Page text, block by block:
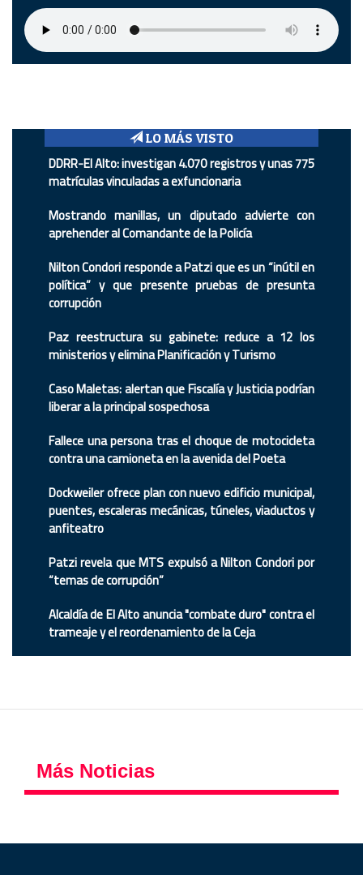
LO MÁS VISTO
DDRR-El Alto: investigan 4.070 registros y unas 775
matrículas vinculadas a exfuncionaria
Mostrando manillas, un diputado advierte con
aprehender al Comandante de la Policía
Nilton Condori responde a Patzi que es un “inútil en
política” y que presente pruebas de presunta
corrupción
Paz reestructura su gabinete: reduce a 12 los
ministerios y elimina Planificación y Turismo
Caso Maletas: alertan que Fiscalía y Justicia podrían
liberar a la principal sospechosa
Fallece una persona tras el choque de motocicleta
contra una camioneta en la avenida del Poeta
Dockweiler ofrece plan con nuevo edificio municipal,
puentes, escaleras mecánicas, túneles, viaductos y
anfiteatro
Patzi revela que MTS expulsó a Nilton Condori por
“temas de corrupción”
Alcaldía de El Alto anuncia "combate duro" contra el
trameaje y el reordenamiento de la Ceja
Más Noticias